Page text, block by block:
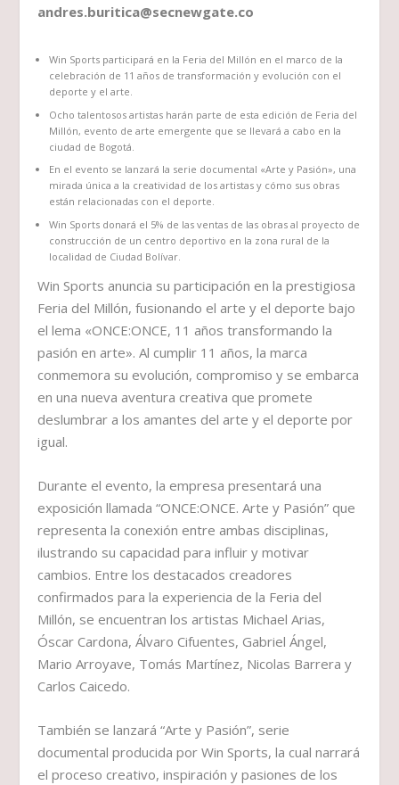
andres.buritica@secnewgate.co
Win Sports participará en la Feria del Millón en el marco de la
celebración de 11 años de transformación y evolución con el
deporte y el arte.
Ocho talentosos artistas harán parte de esta edición de Feria del
Millón, evento de arte emergente que se llevará a cabo en la
ciudad de Bogotá.
En el evento se lanzará la serie documental «Arte y Pasión», una
mirada única a la creatividad de los artistas y cómo sus obras
están relacionadas con el deporte.
Win Sports donará el 5% de las ventas de las obras al proyecto de
construcción de un centro deportivo en la zona rural de la
localidad de Ciudad Bolívar.
Win Sports anuncia su participación en la prestigiosa
Feria del Millón, fusionando el arte y el deporte bajo
el lema «ONCE:ONCE, 11 años transformando la
pasión en arte». Al cumplir 11 años, la marca
conmemora su evolución, compromiso y se embarca
en una nueva aventura creativa que promete
deslumbrar a los amantes del arte y el deporte por
igual.
Durante el evento, la empresa presentará una
exposición llamada “ONCE:ONCE. Arte y Pasión” que
representa la conexión entre ambas disciplinas,
ilustrando su capacidad para influir y motivar
cambios. Entre los destacados creadores
confirmados para la experiencia de la Feria del
Millón, se encuentran los artistas Michael Arias,
Óscar Cardona, Álvaro Cifuentes, Gabriel Ángel,
Mario Arroyave, Tomás Martínez, Nicolas Barrera y
Carlos Caicedo.
También se lanzará “Arte y Pasión”, serie
documental producida por Win Sports, la cual narrará
el proceso creativo, inspiración y pasiones de los